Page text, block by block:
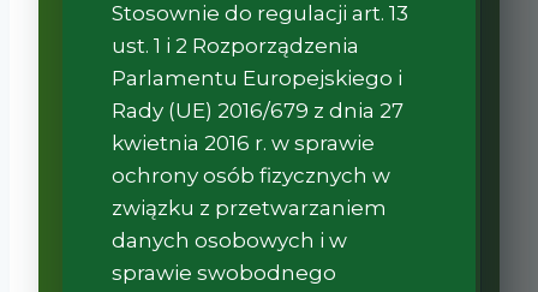
Stosownie do regulacji art. 13
ust. 1 i 2 Rozporządzenia
Parlamentu Europejskiego i
Rady (UE) 2016/679 z dnia 27
kwietnia 2016 r. w sprawie
ochrony osób fizycznych w
związku z przetwarzaniem
danych osobowych i w
sprawie swobodnego